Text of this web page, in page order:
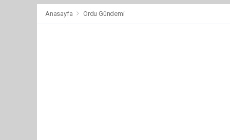
Anasayfa Ordu Gündemi